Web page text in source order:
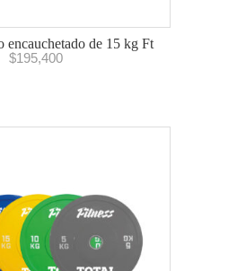
encauchetado de 15 kg Ft
$195,400